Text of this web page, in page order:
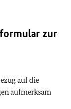
zur
auf die
aufmerksam